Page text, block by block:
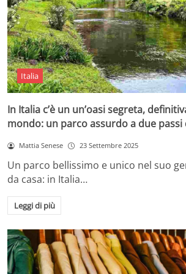
Italia
In Italia c’è un un’oasi segreta,
mondo: un parco assurdo a due passi
Mattia Senese 23 Settembre 2025
Un parco bellissimo e unico nel suo
da casa: in Italia…
Leggi di più